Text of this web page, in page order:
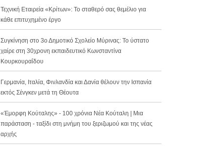
Τεχνική Εταιρεία «Κρίτων»: Το σταθερό σας θεμέλιο για
κάθε επιτυχημένο έργο
Συγκίνηση στο 3ο Δημοτικό Σχολείο Μύρινας: Το ύστατο
χαίρε στη 30χρονη εκπαιδευτικό Κωνσταντίνα
Κουρκουραΐδου
Γερμανία, Ιταλία, Φινλανδία και Δανία θέλουν την Ισπανία
εκτός Σένγκεν μετά τη Θέουτα
«Έμορφη Κούταλης» - 100 χρόνια Νέα Κούταλη | Μια
παράσταση - ταξίδι στη μνήμη του ξεριζωμού και της νέας
αρχής